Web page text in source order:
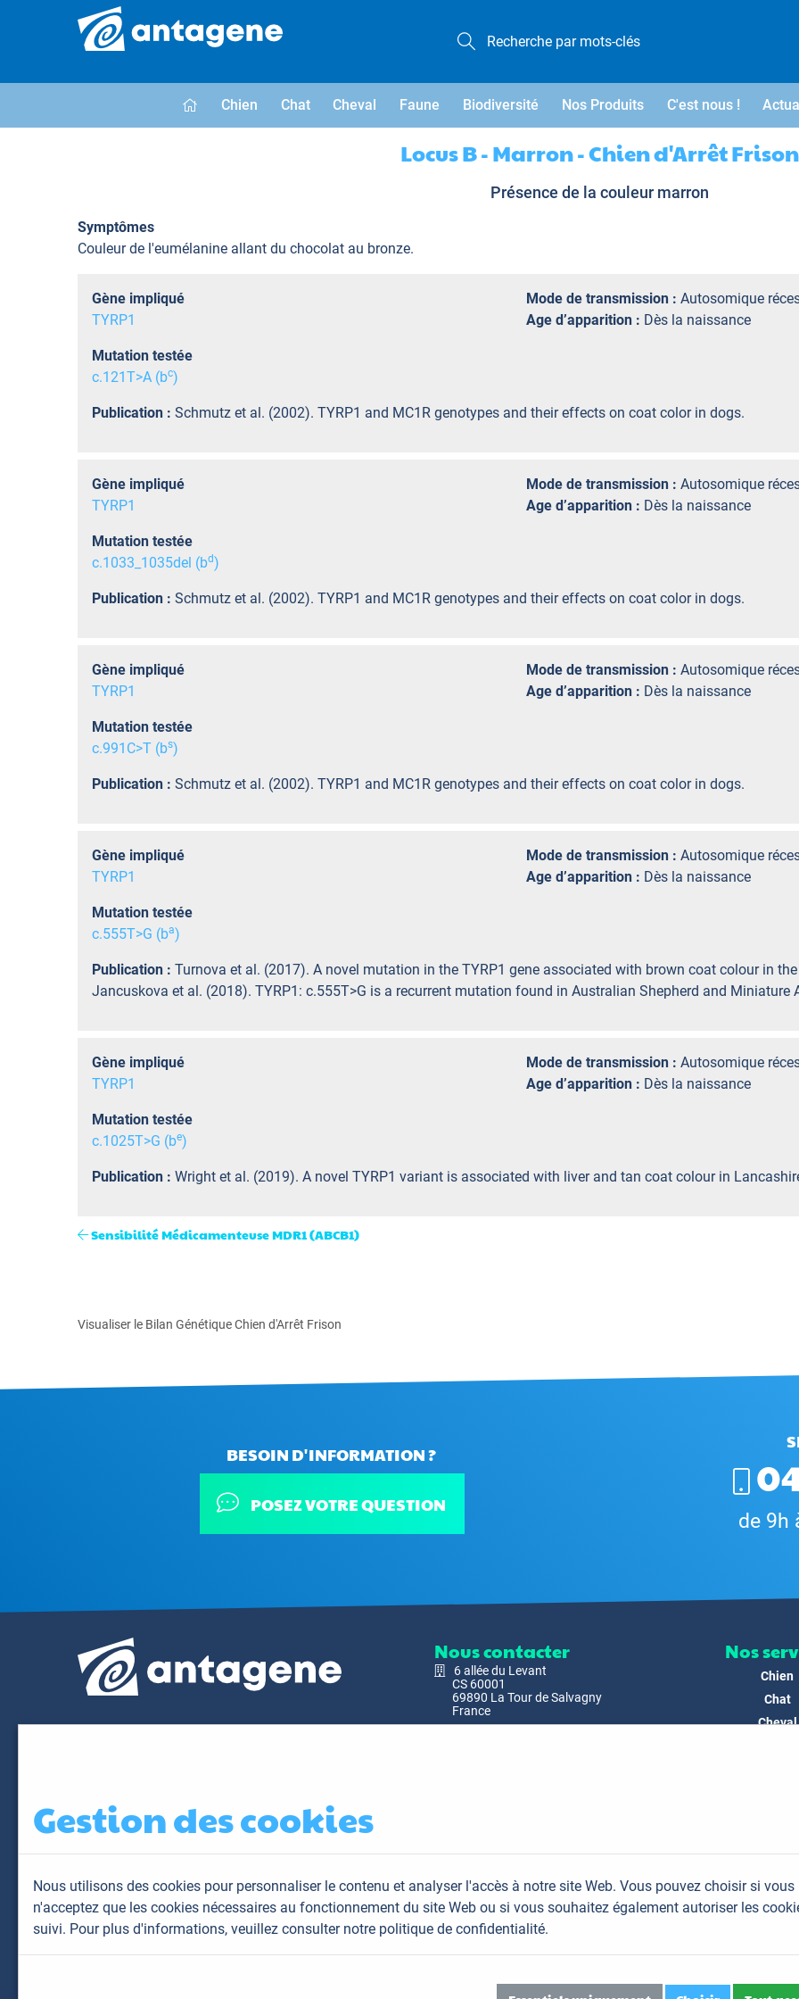
Chien Chat Cheval Faune Biodiversité Nos Produits C'est nous !
Locus B - Marron - Chien d'Arrêt Frison
Présence de la couleur marron
Symptômes
Couleur de l'eumélanine allant du chocolat au bronze.
Gène impliqué
TYRP1
Mutation testée
c.121T>A (bc)
Mode de transmission : Autosomique
Age d’apparition : Dès la naissance
Publication : Schmutz et al. (2002). TYRP1 and MC1R genotypes and their effects on coat color in dogs.
Gène impliqué
TYRP1
Mutation testée
c.1033_1035del (bd)
Mode de transmission : Autosomique
Age d’apparition : Dès la naissance
Publication : Schmutz et al. (2002). TYRP1 and MC1R genotypes and their effects on coat color in dogs.
Gène impliqué
TYRP1
Mutation testée
c.991C>T (bs)
Mode de transmission : Autosomique
Age d’apparition : Dès la naissance
Publication : Schmutz et al. (2002). TYRP1 and MC1R genotypes and their effects on coat color in dogs.
Gène impliqué
TYRP1
Mutation testée
c.555T>G (ba)
Mode de transmission : Autosomique
Age d’apparition : Dès la naissance
Publication : Turnova et al. (2017). A novel mutation in the TYRP1 gene associated with brown coat colour in
Jancuskova et al. (2018). TYRP1: c.555T>G is a recurrent mutation found in Australian Shepherd and Miniature
Gène impliqué
TYRP1
Mutation testée
c.1025T>G (be)
Mode de transmission : Autosomique
Age d’apparition : Dès la naissance
Publication : Wright et al. (2019). A novel TYRP1 variant is associated with liver and tan coat colour in
Sensibilité Médicamenteuse MDR1 (ABCB1)
Visualiser le Bilan Génétique Chien d'Arrêt Frison
BESOIN D'INFORMATION ?
POSEZ VOTRE QUESTION
de 9h
Nous contacter
6 allée du Levant
CS 60001
69890 La Tour de Salvagny
France
Nos
Chien
Chat
Cheval
FAQ
Contact
Gestion des cookies
Nous utilisons des cookies pour personnaliser le contenu et analyser l'accès à notre site Web. Vous pouvez choisir si vous
n'acceptez que les cookies nécessaires au fonctionnement du site Web ou si vous souhaitez également autoriser les
suivi. Pour plus d'informations, veuillez consulter notre politique de confidentialité.